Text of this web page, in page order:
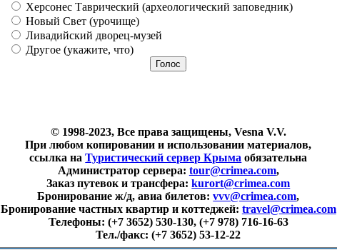
Херсонес Таврический (археологический заповедник)
Новый Свет (урочище)
Ливадийский дворец-музей
Другое (укажите, что)
© 1998-2023, Все права защищены, Vesna V.V.
При любом копировании и использовании материалов,
ссылка наТуристический сервер Крыма обязательна
Администратор сервера: tour@crimea.com,
Заказ путевок и трансфера:kurort@crimea.com
Бронирование ж/д, авиа билетов:vvv@crimea.com,
Бронирование частных квартир и коттеджей: travel@crimea.com
Телефоны: (+7 3652) 530-130, (+7 978) 716-16-63
Тел./факс:(+7 3652) 53-12-22